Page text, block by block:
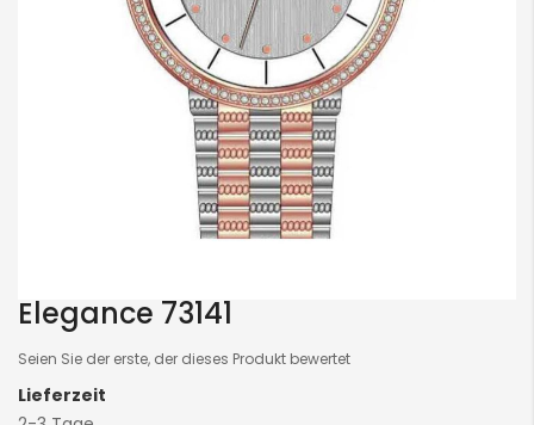
Skip
the
beginning
Elegance 73141
Seien Sie der erste, der dieses Produkt bewertet
Lieferzeit